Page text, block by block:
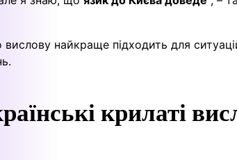
найкраще підходить для
крилаті